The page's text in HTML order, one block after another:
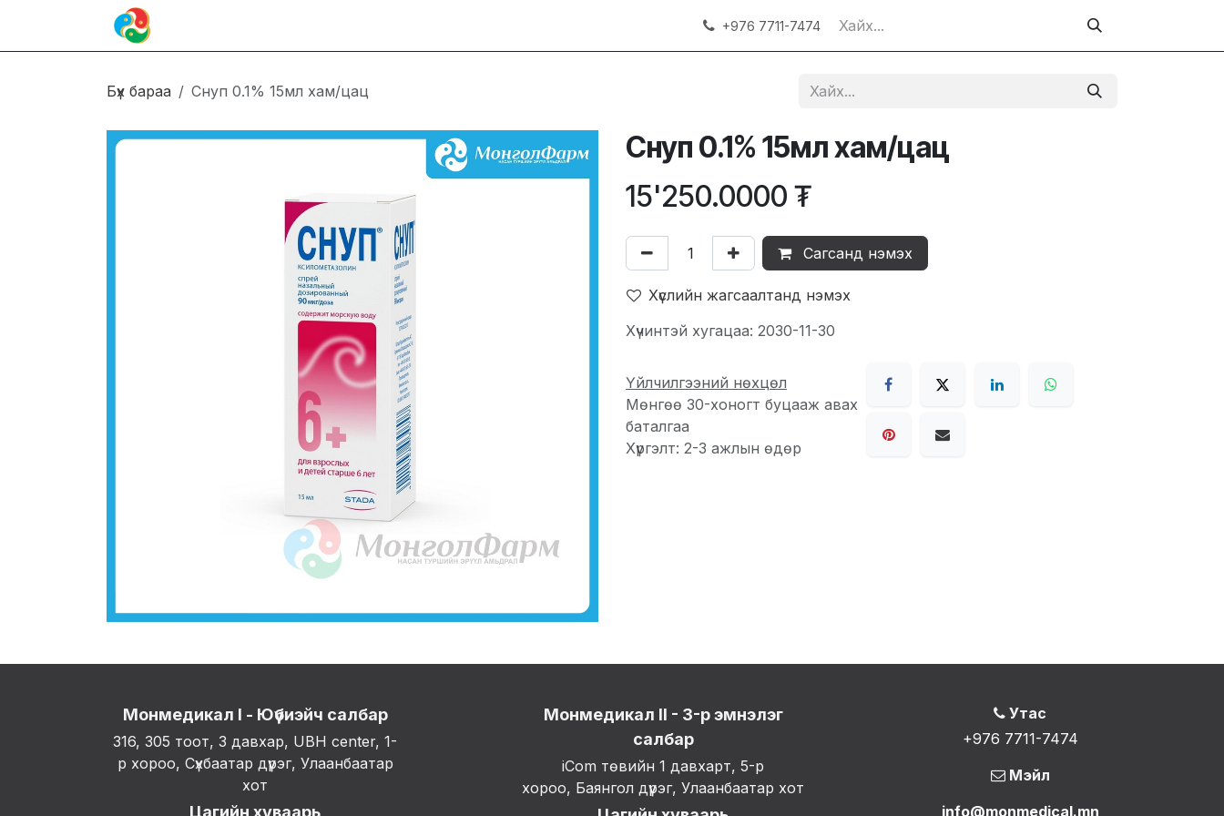
+976 7711-7474
Бүх бараа Снуп 0.1% 15мл хам/цац
Снуп 0.1% 15мл хам/цац
15'250.0000 ₮
Сагсанд нэмэх
Хүслийн жагсаалтанд нэмэх
Хүчинтэй хугацаа: 2030-11-30
Үйлчилгээний нөхцөл
Мөнгөө 30-хоногт буцааж авах
баталгаа
Хүргэлт: 2-3 ажлын өдөр
Утас
+976 7711-7474
Мэйл
info@monmedical.mn
Монмедикал II - 3-р эмнэлэг
салбар
iCom төвийн 1 давхарт, 5-р
хороо, Баянгол дүүрэг, Улаанбаатар хот
Монмедикал I - Юүбиэйч салбар
316, 305 тоот, 3 давхар, UBH center, 1-
р хороо, Сүхбаатар дүүрэг, Улаанбаатар
хот